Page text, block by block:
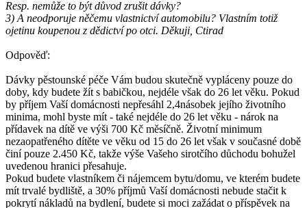
Resp. nemůže to být důvod zrušit dávky?
3) A neodporuje něčemu vlastnictví automobilu? Vlastním totiž
ojetinu koupenou z dědictví po otci. Děkuji, Ctirad
Odpověď:
Dávky pěstounské péče Vám budou skutečně vypláceny pouze do
doby, kdy budete žít s babičkou, nejdéle však do 26 let věku. Pokud
by příjem Vaší domácnosti nepřesáhl 2,4násobek jejího životního
minima, mohl byste mít - také nejdéle do 26 let věku - nárok na
přídavek na dítě ve výši 700 Kč měsíčně. Životní minimum
nezaopatřeného dítěte ve věku od 15 do 26 let však v současné době
činí pouze 2.450 Kč, takže výše Vašeho sirotčího důchodu bohužel
uvedenou hranici přesahuje.
Pokud budete vlastníkem či nájemcem bytu/domu, ve kterém budete
mít trvalé bydliště, a 30% příjmů Vaší domácnosti nebude stačit k
pokrytí nákladů na bydlení, budete si moci zažádat o příspěvek na